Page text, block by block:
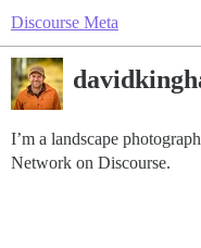
Discourse Meta
I’m a landscape
Network on Discourse.